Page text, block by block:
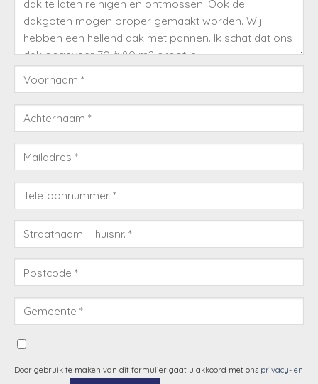
Door gebruik te maken van dit formulier gaat u akkoord met ons privacy- en